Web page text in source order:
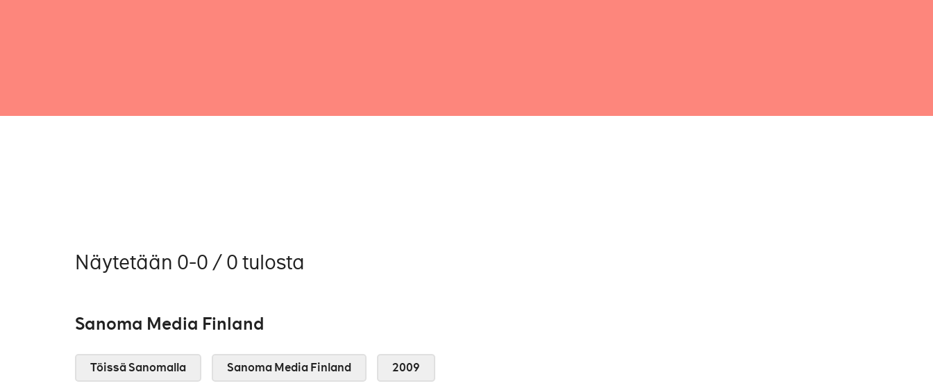
Näytetään 0-0 / 0 tulosta
Sanoma Media Finland
Töissä Sanomalla Sanoma Media Finland 2009